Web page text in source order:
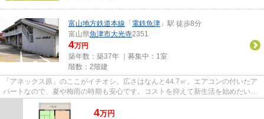
富山地方鉄道本線 「 電鉄魚津 」駅 徒歩8分
富山県魚津市大光寺2351
4万円
築年数：築37年 ｜募集中： 1室
階数：2階建
「アネックス原」のここがイチオシ。広さはなんと44.7㎡。エアコンの付いたア
パートなので、夏や梅雨の時期も安心です。コストを抑えて新生活を始めたい方
は、この家賃4.5万円の物件が...
4万円